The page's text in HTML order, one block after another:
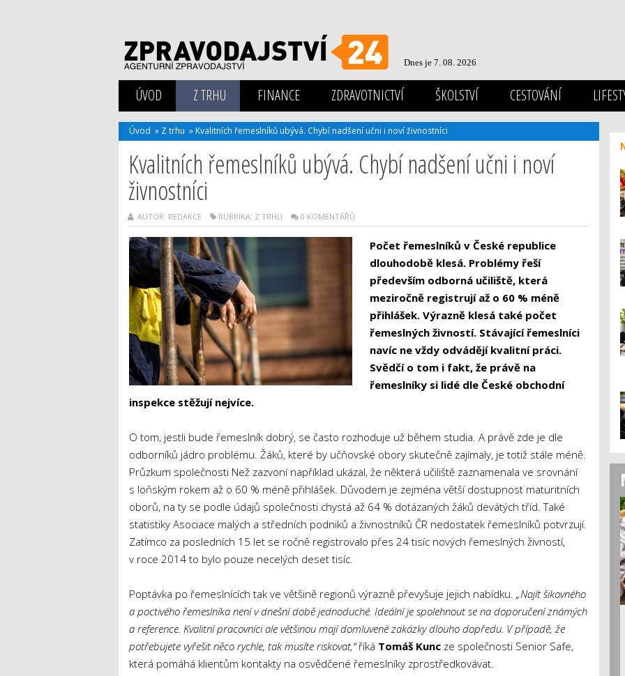
Dnes je 7. 08. 2026
ÚVOD Z TRHU FINANCE ZDRAVOTNICTVÍ ŠKOLSTVÍ CESTOVÁNÍ
Úvod » Z trhu » Kvalitních řemeslníků ubývá. Chybí nadšení učni i noví živnostníci
Kvalitních řemeslníků ubývá. Chybí nadšení učni i noví
živnostníci
AUTOR: REDAKCE RUBRIKA: Z TRHU 0 KOMENTÁŘŮ
Počet řemeslníků v České republice
dlouhodobě klesá. Problémy řeší
především odborná učiliště, která
meziročně registrují až o 60 % méně
přihlášek. Výrazně klesá také počet
řemeslných živností. Stávající řemeslníci
navíc ne vždy odvádějí kvalitní práci.
Svědčí o tom i fakt, že právě na
řemeslníky si lidé dle České obchodní
inspekce stěžují nejvíce.
O tom, jestli bude řemeslník dobrý, se často rozhoduje už během studia. A právě zde je dle
odborníků jádro problému. Žáků, které by učňovské obory skutečně zajímaly, je totiž stále méně.
Průzkum společnosti Než zazvoní například ukázal, že některá učiliště zaznamenala ve srovnání
s loňským rokem až o 60 % méně přihlášek. Důvodem je zejména větší dostupnost maturitních
oborů, na ty se podle údajů společnosti chystá až 64 % dotázaných žáků devátých tříd. Také
statistiky Asociace malých a středních podniků a živnostníků ČR nedostatek řemeslníků potvrzují.
Zatímco za posledních 15 let se ročně registrovalo přes 24 tisíc nových řemeslných živností,
v roce 2014 to bylo pouze necelých deset tisíc.
Poptávka po řemeslnících tak ve většině regionů výrazně převyšuje jejich nabídku. „Najít šikovného
a poctivého řemeslníka není v dnešní době jednoduché. Ideální je spolehnout se na doporučení známých
a reference. Kvalitní pracovníci ale většinou mají domluvené zakázky dlouho dopředu. V případě, že
potřebujete vyřešit něco rychle, tak musíte riskovat,“říká Tomáš Kuncze společnosti Senior Safe,
která pomáhá klientům kontakty na osvědčené řemeslníky zprostředkovávat.